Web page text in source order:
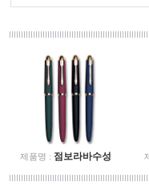
제품명 : 점보라바수성